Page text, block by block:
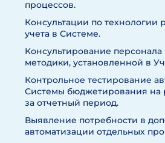
процессов.
Консультации по технологии
учета в Системе.
Консультирование
методики, установленной в
Контрольное тестирование
Системы бюджетирования на
за отчетный период.
Выявление потребности в
автоматизации отдельных